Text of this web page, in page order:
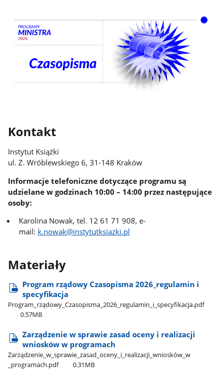
Kontakt
Instytut Książki
ul. Z. Wróblewskiego 6, 31-148 Kraków
Informacje telefoniczne dotyczące programu są
udzielane w godzinach 10:00 – 14:00 przez następujące
osoby:
Karolina Nowak, tel. 12 61 71 908, e-
mail: k.nowak@instytutksiazki.pl
Materiały
Program rządowy Czasopisma 2026​_regulamin i
specyfikacja
Program​_rządowy​_Czasopisma​_2026​_regulamin​_i​_specyfikacja.pdf
0.57MB
Zarządzenie w sprawie zasad oceny i realizacji
wniosków w programach
Zarządzenie​_w​_sprawie​_zasad​_oceny​_i​_realizacji​_wniosków​_w​
_programach.pdf
0.31MB